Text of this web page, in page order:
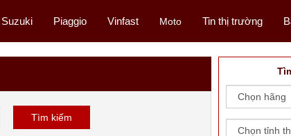
Suzuki Piaggio Vinfast Moto Tin thị trường